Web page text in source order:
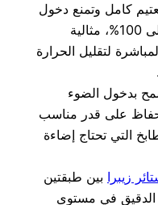
كامل وتمنع دخول
أشعة الشمس بنسبة تصل إلى 100%، مثالية
لتقليل الحرارة
بدخول الضوء
على قدر مناسب
التي تحتاج إضاءة
زيبرا بين طبقتين
الدقيق في مستوى